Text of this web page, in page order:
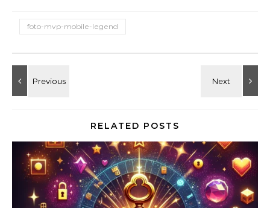
foto-mvp-mobile-legend
RELATED POSTS